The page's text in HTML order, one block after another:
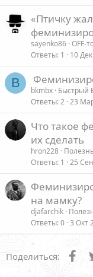
«Птичку
sayenko86 OFF-
Ответы 1 10
B
bkmbx Быстрый
Ответы 2 23
Что такое
их сделать
hron228
Ответы 1 25
на мамку?
djafarchik
Ответы 0 3 Окт
Поделиться: